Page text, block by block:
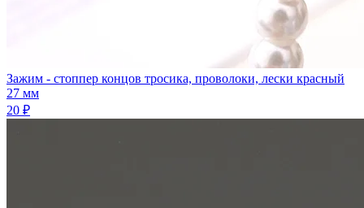
Зажим - стоппер концов тросика, проволоки, лески красный
27 мм
20 ₽